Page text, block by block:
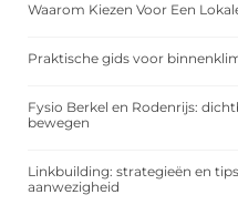
Waarom Kiezen Voor Een
Praktische gids voor
Fysio Berkel en Rodenrijs:
bewegen
Linkbuilding: strategieën en
aanwezigheid